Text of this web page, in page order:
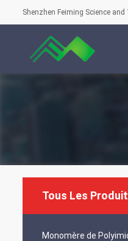
Shenzhen Feiming Science and
Tous Les
Monomère de